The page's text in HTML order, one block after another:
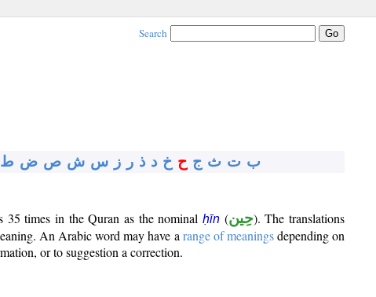
Search
ب ت ث ج ح خ د ذ ر ز س ش ص ض ط
35 times in the Quran as the nominalḥīn (حِين). The translations
An Arabic word may have a range of meaningsdepending on
or to suggestion a correction.